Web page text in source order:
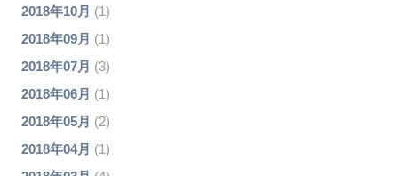
2018年10月 (1)
2018年09月 (1)
2018年07月 (3)
2018年06月 (1)
2018年05月 (2)
2018年04月 (1)